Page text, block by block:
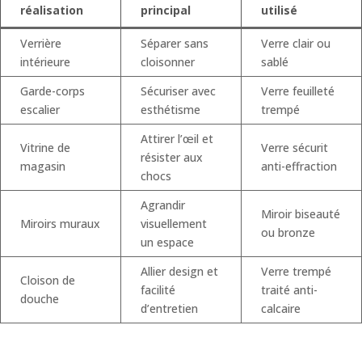
réalisation
principal
utilisé
Verrière
intérieure
Séparer sans
cloisonner
Verre clair ou
sablé
Garde-corps
escalier
Sécuriser avec
esthétisme
Verre feuilleté
trempé
Vitrine de
magasin
Attirer l’œil et
résister aux
chocs
Verre sécurit
anti-effraction
Miroirs muraux
Agrandir
visuellement
un espace
Miroir biseauté
ou bronze
Cloison de
douche
Allier design et
facilité
d’entretien
Verre trempé
traité anti-
calcaire